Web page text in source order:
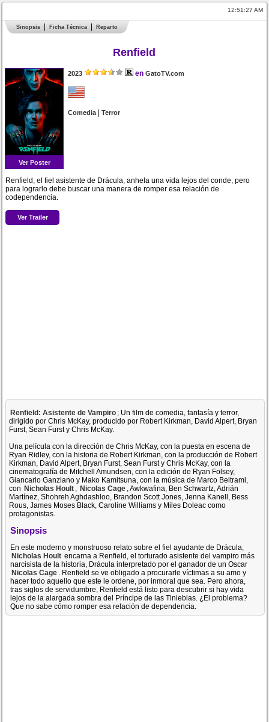
12:51:27 AM
Sinopsis Ficha Técnica Reparto
Renfield
Ver Poster
2023 en GatoTV.com
Comedia|Terror
Renfield, el fiel asistente de Drácula, anhela una vida lejos del conde, pero
para lograrlo debe buscar una manera de romper esa relación de
codependencia.
Ver Trailer
Renfield: Asistente de Vampiro ; Un film de comedia, fantasía y terror,
dirigido por Chris McKay, producido por Robert Kirkman, David Alpert, Bryan
Furst, Sean Furst y Chris McKay.
Una película con la dirección de Chris McKay, con la puesta en escena de
Ryan Ridley, con la historia de Robert Kirkman, con la producción de Robert
Kirkman, David Alpert, Bryan Furst, Sean Furst y Chris McKay, con la
cinematografía de Mitchell Amundsen, con la edición de Ryan Folsey,
Giancarlo Ganziano y Mako Kamitsuna, con la música de Marco Beltrami,
con Nicholas Hoult , Nicolas Cage , Awkwafina, Ben Schwartz, Adrián
Martínez, Shohreh Aghdashloo, Brandon Scott Jones, Jenna Kanell, Bess
Rous, James Moses Black, Caroline Williams y Miles Doleac como
protagonistas.
Sinopsis
En este moderno y monstruoso relato sobre el fiel ayudante de Drácula,
Nicholas Hoult encarna a Renfield, el torturado asistente del vampiro más
narcisista de la historia, Drácula interpretado por el ganador de un Oscar
Nicolas Cage . Renfield se ve obligado a procurarle víctimas a su amo y
hacer todo aquello que este le ordene, por inmoral que sea. Pero ahora,
tras siglos de servidumbre, Renfield está listo para descubrir si hay vida
lejos de la alargada sombra del Príncipe de las Tinieblas. ¿El problema?
Que no sabe cómo romper esa relación de dependencia.